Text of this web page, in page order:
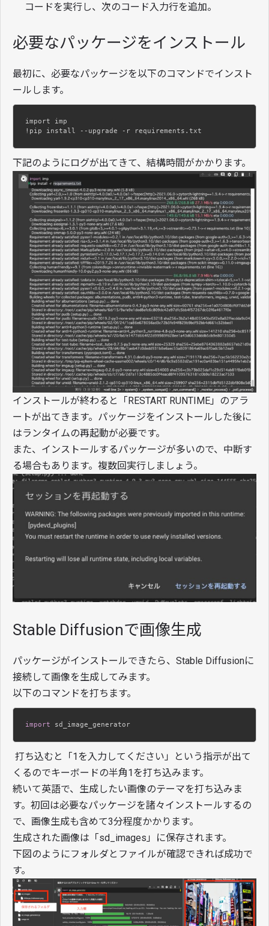
コードを実行し、次のコード入力行を追加。
必要なパッケージをインストール
最初に、必要なパッケージを以下のコマンドでインスト
ールします。
import imp
!pip install --upgrade -r requirements.txt
下記のようにログが出てきて、結構時間がかかります。
インストールが終わると「RESTART RUNTIME」のアラ
ートが出てきます。パッケージをインストールした後に
はランタイムの再起動が必要です。
また、インストールするパッケージが多いので、中断す
る場合もあります。複数回実行しましょう。
Stable Diffusionで画像生成
パッケージがインストールできたら、Stable Diffusionに
接続して画像を生成してみます。
以下のコマンドを打ちます。
import sd_image_generator
打ち込むと「1を入力してください」という指示が出て
くるのでキーボードの半角1を打ち込みます。
続いて英語で、生成したい画像のテーマを打ち込みま
す。初回は必要なパッケージを諸々インストールするの
で、画像生成も含めて3分程度かかります。
生成された画像は「sd_images」に保存されます。
下図のようにフォルダとファイルが確認できれば成功で
す。